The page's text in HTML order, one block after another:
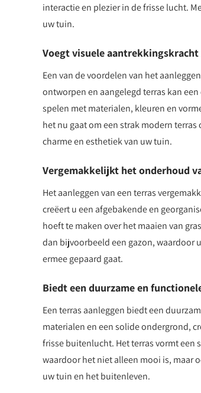
interactie en plezier in de frisse lucht.
uw tuin.
Voegt visuele
Een van de voordelen van het
ontworpen en aangelegd terras kan
spelen met materialen, kleuren en
het nu gaat om een strak modern
charme en esthetiek van uw tuin.
Vergemakkelijkt het onderhoud
Het aanleggen van een terras
creëert u een afgebakende en
hoeft te maken over het maaien van
dan bijvoorbeeld een gazon, waardoor
ermee gepaard gaat.
Biedt een duurzame en
Een terras aanleggen biedt een
materialen en een solide ondergrond,
frisse buitenlucht. Het terras vormt
waardoor het niet alleen mooi is, maar
uw tuin en het buitenleven.